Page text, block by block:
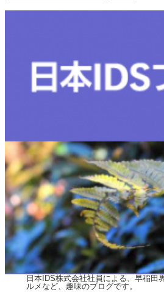
日本IDS株式会社社員による、早稲田
ルメなど、趣味のブログです。